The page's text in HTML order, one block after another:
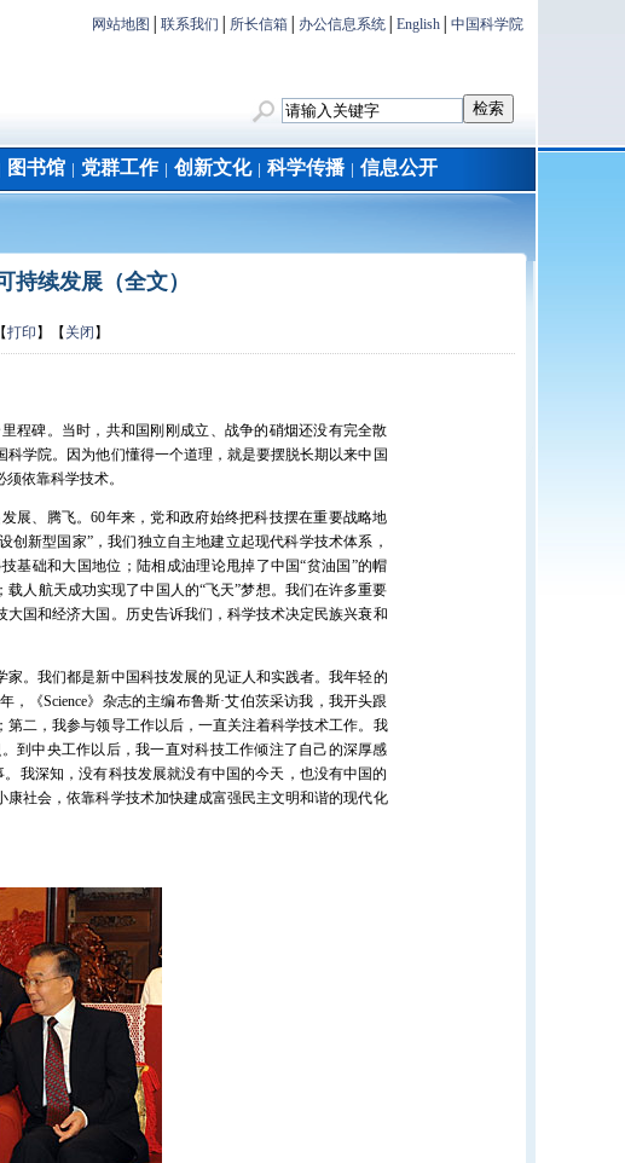
网站地图 联系我们 所长信箱 办公信息系统 English 中国科学院
图书馆 党群工作│ 创新文化│ 科学传播│ 信息公开
持续发展（全文）
打印 】【 关闭 】
碑。当时，共和国刚刚成立、战争的硝烟还没有完全散
学院。因为他们懂得一个道理，就是要摆脱长期以来中国
依靠科学技术。
、腾飞。60年来，党和政府始终把科技摆在重要战略地
创新型国家”，我们独立自主地建立起现代科学技术体系，
基础和大国地位；陆相成油理论甩掉了中国“贫油国”的帽
人航天成功实现了中国人的“飞天”梦想。我们在许多重要
国和经济大国。历史告诉我们，科学技术决定民族兴衰和
。我们都是新中国科技发展的见证人和实践者。我年轻的
《Science》杂志的主编布鲁斯·艾伯茨采访我，我开头跟
二，我参与领导工作以后，一直关注着科学技术工作。我
到中央工作以后，我一直对科技工作倾注了自己的深厚感
我深知，没有科技发展就没有中国的今天，也没有中国的
社会，依靠科学技术加快建成富强民主文明和谐的现代化